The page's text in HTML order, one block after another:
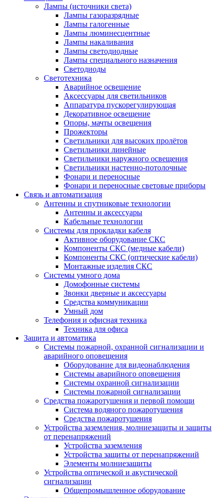
Лампы (источники света)
Лампы газоразрядные
Лампы галогенные
Лампы люминесцентные
Лампы накаливания
Лампы светодиодные
Лампы специального назначения
Светодиоды
Светотехника
Аварийное освещение
Аксессуары для светильников
Аппаратура пускорегулирующая
Декоративное освещение
Опоры, мачты освещения
Прожекторы
Светильники для высоких пролётов
Светильники линейные
Светильники наружного освещения
Светильники настенно-потолочные
Фонари и переносные
Фонари и переносные световые приборы
Связь и автоматизация
Антенны и спутниковые технологии
Антенны и аксессуары
Кабельные технологии
Системы для прокладки кабеля
Активное оборудование СКС
Компоненты СКС (медные кабели)
Компоненты СКС (оптические кабели)
Монтажные изделия СКС
Системы умного дома
Домофонные системы
Звонки дверные и аксессуары
Средства коммуникации
Умный дом
Телефония и офисная техника
Техника для офиса
Защита и автоматика
Системы пожарной, охранной сигнализации и
аварийного оповещения
Оборудование для видеонаблюдения
Системы аварийного оповещения
Системы охранной сигнализации
Системы пожарной сигнализации
Средства пожаротушения и первой помощи
Система водяного пожаротушения
Средства пожаротушения
Устройства заземления, молниезащиты и защиты
от перенапряжений
Устройства заземления
Устройства защиты от перенапряжений
Элементы молниезащиты
Устройства оптической и акустической
сигнализации
Общепромышленное оборудование